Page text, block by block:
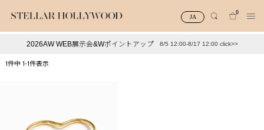
JA
0
2026AW WEB展示会&Wポイントアップ 8/5 12:00-8/17 12:00 click>>
1件中 1-1件表示